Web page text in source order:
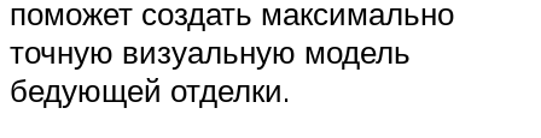
поможет создать максимально
точную визуальную модель
бедующей отделки.